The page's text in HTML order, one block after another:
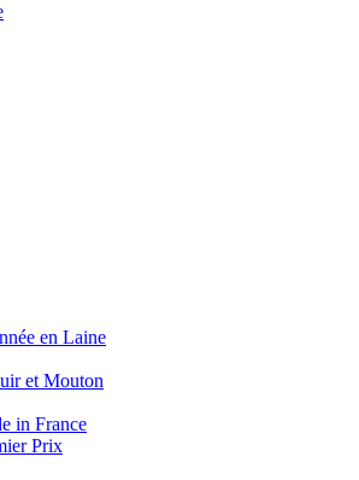
en Laine
et Mouton
in France
Prix